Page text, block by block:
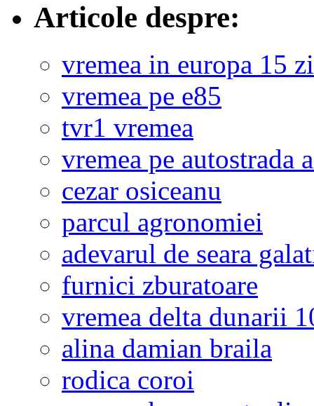
Articole despre:
vremea in europa 15
vremea pe e85
tvr1 vremea
vremea pe autostrada
cezar osiceanu
parcul agronomiei
adevarul de seara
furnici zburatoare
vremea delta dunarii
alina damian braila
rodica coroi